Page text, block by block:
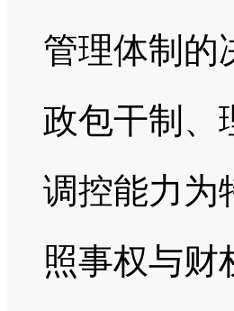
管理体制的
政包干制、
调控能力为
照事权与财